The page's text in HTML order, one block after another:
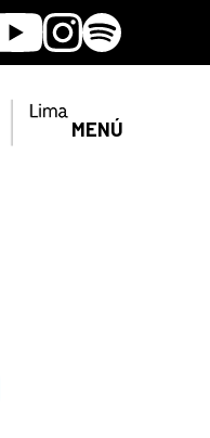
Instagram
Spotify
MENÚ